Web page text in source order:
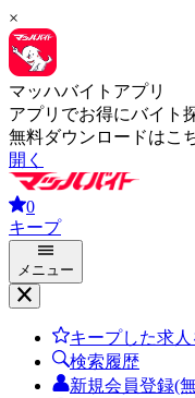
×
マッハバイトアプリ
アプリでお得にバイト
無料ダウンロードはこ
開く
0
キープ
メニュー
キープした求人
検索履歴
新規会員登録(